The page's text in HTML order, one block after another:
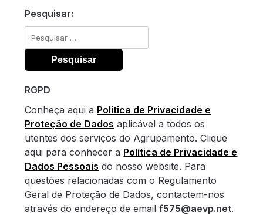
Pesquisar:
Pesquisar
por:
RGPD
Conheça aqui a Política de Privacidade e
Proteção de Dados aplicável a todos os
utentes dos serviços do Agrupamento. Clique
aqui para conhecer a Política de Privacidade e
Dados Pessoais do nosso website. Para
questões relacionadas com o Regulamento
Geral de Proteção de Dados, contactem-nos
através do endereço de emailf575@aevp.net.